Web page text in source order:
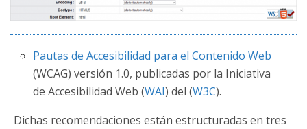
Pautas de Accesibilidad para el Contenido Web
(WCAG) versión 1.0, publicadas por la Iniciativa
de Accesibilidad Web (WAI) del (W3C).
Dichas recomendaciones están estructuradas en tres